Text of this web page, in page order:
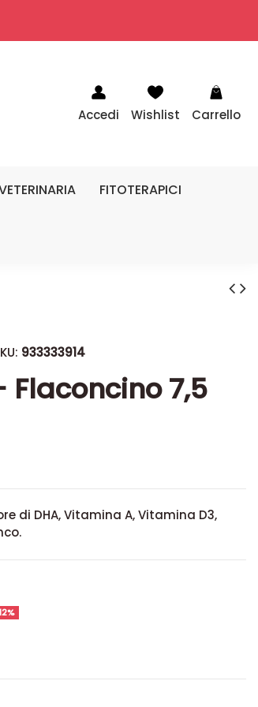
Accedi Wishlist Carrello
FITOTERAPICI
933333914
Flaconcino 7,5
di DHA, Vitamina A, Vitamina D3,